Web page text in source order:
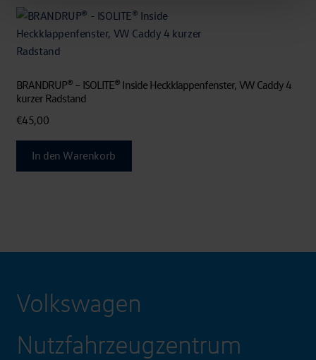
BRANDRUP® – ISOLITE® Inside Heckklappenfenster, VW Caddy 4
kurzer Radstand
€45,00
In den Warenkorb
Volkswagen
Nutzfahrzeugzentrum